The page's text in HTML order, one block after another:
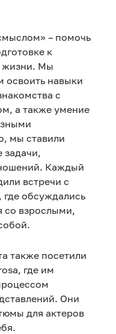
– помочь
к
жизни. Мы
освоить навыки
с
а также умение
мы ставили
задачи,
Каждый
встречи с
обсуждались
со взрослыми,
также посетили
где им
Они
для актеров